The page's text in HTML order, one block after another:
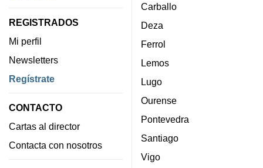
REGISTRADOS
Mi perfil
Newsletters
Regístrate
CONTACTO
Cartas al director
Contacta con nosotros
Carballo
Deza
Ferrol
Lemos
Lugo
Ourense
Pontevedra
Santiago
Vigo